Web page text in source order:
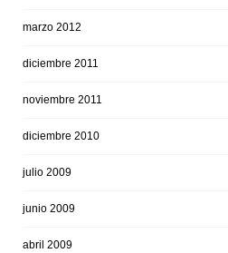
marzo 2012
diciembre 2011
noviembre 2011
diciembre 2010
julio 2009
junio 2009
abril 2009